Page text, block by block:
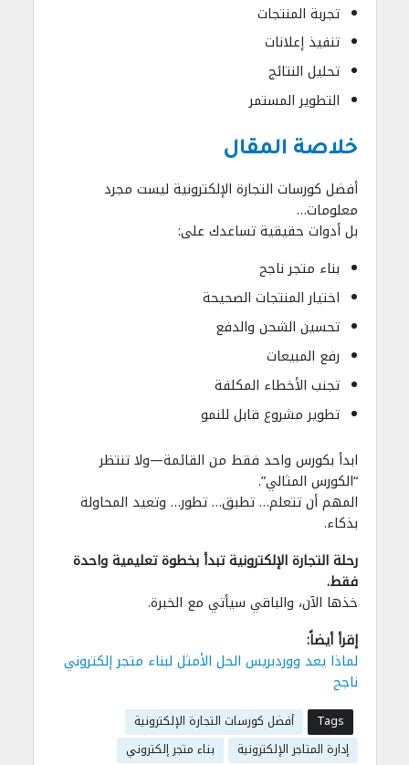
تجربة المنتجات
تنفيذ إعلانات
تحليل النتائج
التطوير المستمر
خلاصة المقال
أفضل كورسات التجارة الإلكترونية ليست مجرد
معلومات…
بل أدوات حقيقية تساعدك على:
بناء متجر ناجح
اختيار المنتجات الصحيحة
تحسين الشحن والدفع
رفع المبيعات
تجنب الأخطاء المكلفة
تطوير مشروع قابل للنمو
ابدأ بكورس واحد فقط من القائمة—ولا تنتظر
“الكورس المثالي”.
المهم أن تتعلم… تطبق… تطور… وتعيد المحاولة
بذكاء.
رحلة التجارة الإلكترونية تبدأ بخطوة تعليمية واحدة
فقط.
خذها الآن، والباقي سيأتي مع الخبرة.
إقرأ أيضاً:
لماذا يعد ووردبريس الحل الأمثل لبناء متجر إلكتروني
ناجح
Tags
أفضل كورسات التجارة الإلكترونية
إدارة المتاجر الإلكترونية
بناء متجر إلكتروني